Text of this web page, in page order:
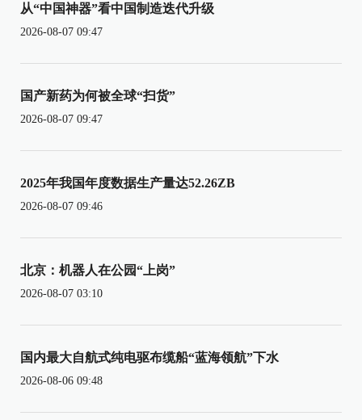
从“中国神器”看中国制造迭代升级
2026-08-07 09:47
国产新药为何被全球“扫货”
2026-08-07 09:47
2025年我国年度数据生产量达52.26ZB
2026-08-07 09:46
北京：机器人在公园“上岗”
2026-08-07 03:10
国内最大自航式纯电驱布缆船“蓝海领航”下水
2026-08-06 09:48